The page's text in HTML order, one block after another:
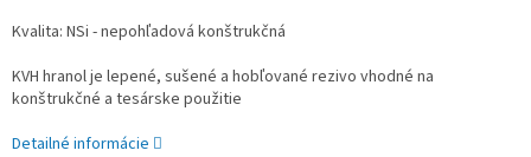
Kvalita: NSi - nepohľadová konštrukčná
KVH hranol je lepené, sušené a hobľované rezivo vhodné na
konštrukčné a tesárske použitie
Detailné informácie